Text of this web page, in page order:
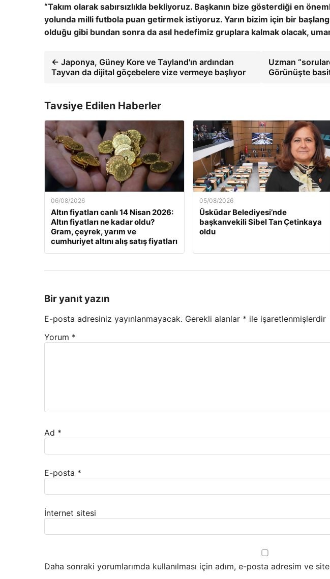
“Takım olarak sabırsızlıkla bekliyoruz. Başkanın bize gösterdiği en
yolunda milli futbola puan getirmek istiyoruz. Yarın bizim için bir
olduğu gibi bundan sonra da asıl hedefimiz gruplara kalmak olacak,
← Japonya, Güney Kore ve Tayland'ın ardından
Tayvan da dijital göçebelere vize vermeye başlıyor
Uzman
Görünüşte
Tavsiye Edilen Haberler
06/08/2026
Altın fiyatları canlı 14 Nisan 2026:
Altın fiyatları ne kadar oldu?
Gram, çeyrek, yarım ve
cumhuriyet altını alış satış fiyatları
05/08/2026
Üsküdar Belediyesi’nde
başkanvekili Sibel Tan Çetinkaya
oldu
Bir yanıt yazın
E-posta adresiniz yayınlanmayacak. Gerekli alanlar * ile işaretlenmişlerdir
Yorum *
Ad *
E-posta *
İnternet sitesi
Daha sonraki yorumlarımda kullanılması için adım, e-posta adresim ve